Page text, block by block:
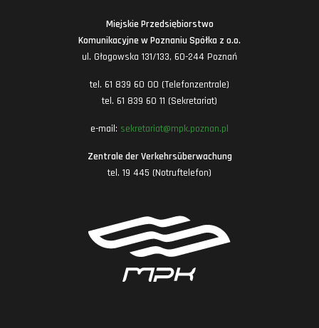
Miejskie Przedsiębiorstwo
Komunikacyjne w Poznaniu Spółka z o.o.
ul. Głogowska 131/133, 60-244 Poznań
tel. 61 839 60 00 (Telefonzentrale)
tel. 61 839 60 11 (Sekretariat)
e-mail: sekretariat@mpk.poznan.pl
Zentrale der Verkehrsüberwachung
tel. 19 445 (Notruftelefon)